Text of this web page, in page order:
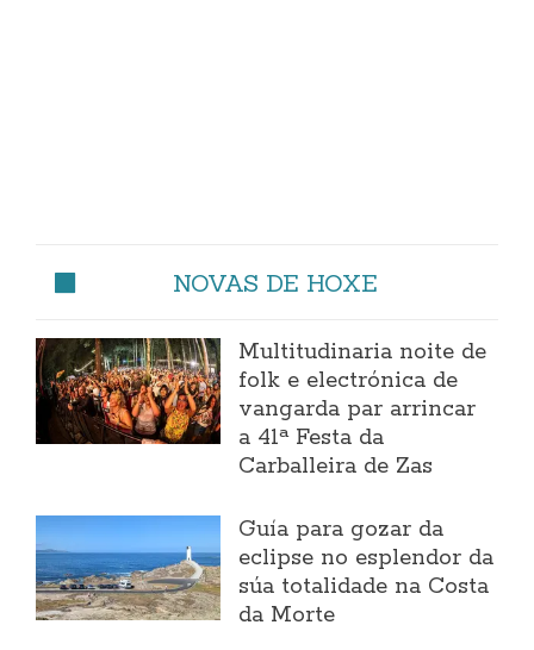
NOVAS DE HOXE
Multitudinaria noite de
folk e electrónica de
vangarda par arrincar
a 41ª Festa da
Carballeira de Zas
Guía para gozar da
eclipse no esplendor da
súa totalidade na Costa
da Morte